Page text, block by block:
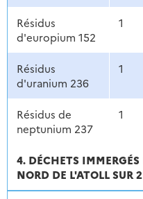
Résidus
d'europium 152
1
Résidus
d'uranium 236
1
Résidus de
neptunium 237
1
4. DÉCHETS
NORD DE L'ATOLL SUR